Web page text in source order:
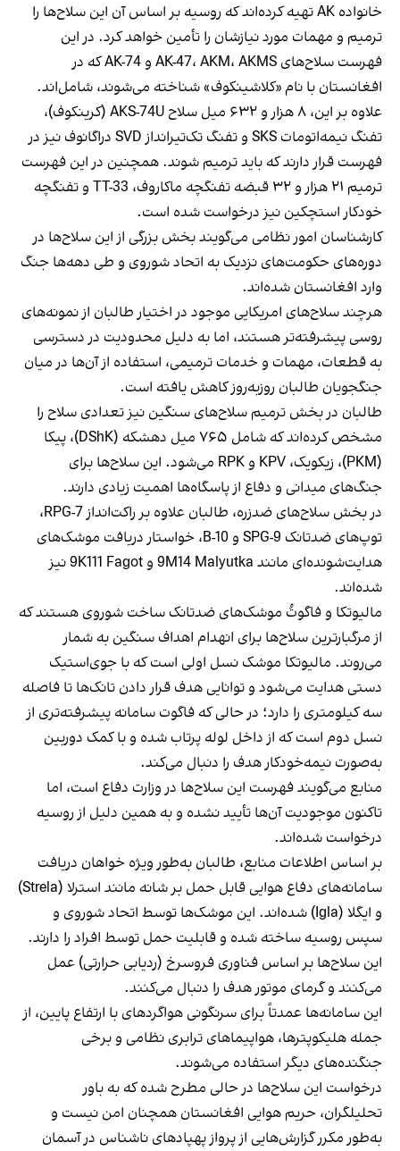
خانواده AK تهیه کرده‌اند که روسیه بر اساس آن این سلاح‌ها را
ترمیم و مهمات مورد نیازشان را تأمین خواهد کرد. در این
فهرست سلاح‌های AK-47، AKM، AKMS و AK-74 که در
افغانستان با نام «کلاشینکوف» شناخته می‌شوند، شامل‌اند.
علاوه بر این، ۸ هزار و ۶۳۲ میل سلاح AKS-74U (کرینکوف)،
تفنگ نیمه‌اتومات SKS و تفنگ تک‌تیرانداز SVD دراگانوف نیز در
فهرست قرار دارند که باید ترمیم شوند. همچنین در این فهرست
ترمیم ۲۱ هزار و ۳۲ قبضه تفنگچه ماکاروف، TT-33 و تفنگچه
خودکار استچکین نیز درخواست شده است.
کارشناسان امور نظامی می‌گویند بخش بزرگی از این سلاح‌ها در
دوره‌های حکومت‌های نزدیک به اتحاد شوروی و طی دهه‌ها جنگ
وارد افغانستان شده‌اند.
هرچند سلاح‌های امریکایی موجود در اختیار طالبان از نمونه‌های
روسی پیشرفته‌تر هستند، اما به دلیل محدودیت در دسترسی
به قطعات، مهمات و خدمات ترمیمی، استفاده از آن‌ها در میان
جنگجویان طالبان روزبه‌روز کاهش یافته است.
طالبان در بخش ترمیم سلاح‌های سنگین نیز تعدادی سلاح را
مشخص کرده‌اند که شامل ۷۶۵ میل دهشکه (DShK)، پیکا
(PKM)، زیکویک، KPV و RPK می‌شود. این سلاح‌ها برای
جنگ‌های میدانی و دفاع از پاسگاه‌ها اهمیت زیادی دارند.
در بخش سلاح‌های ضدزره، طالبان علاوه بر راکت‌انداز RPG-7،
توپ‌های ضدتانک SPG-9 و B-10، خواستار دریافت موشک‌های
هدایت‌شونده‌ای مانند 9M14 Malyutka و 9K111 Fagot نیز
شده‌اند.
مالیوتکا و فاگوتُ موشک‌های ضدتانک ساخت شوروی هستند که
از مرگبارترین سلاح‌ها برای انهدام اهداف سنگین به شمار
می‌روند. مالیوتکا موشک نسل اولی است که با جوی‌استیک
دستی هدایت می‌شود و توانایی هدف قرار دادن تانک‌ها تا فاصله
سه کیلومتری را دارد؛ در حالی که فاگوت سامانه پیشرفته‌تری از
نسل دوم است که از داخل لوله پرتاب شده و با کمک دوربین
به‌صورت نیمه‌خودکار هدف را دنبال می‌کند.
منابع می‌گویند فهرست این سلاح‌ها در وزارت دفاع است، اما
تاکنون موجودیت آن‌ها تأیید نشده و به همین دلیل از روسیه
درخواست شده‌اند.
بر اساس اطلاعات منابع، طالبان به‌طور ویژه خواهان دریافت
سامانه‌های دفاع هوایی قابل حمل بر شانه مانند استرلا (Strela)
و ایگلا (Igla) شده‌اند. این موشک‌ها توسط اتحاد شوروی و
سپس روسیه ساخته شده و قابلیت حمل توسط افراد را دارند.
این سلاح‌ها بر اساس فناوری فروسرخ (ردیابی حرارتی) عمل
می‌کنند و گرمای موتور هدف را دنبال می‌کنند.
این سامانه‌ها عمدتاً برای سرنگونی هواگردهای با ارتفاع پایین، از
جمله هلیکوپترها، هواپیماهای ترابری نظامی و برخی
جنگنده‌های دیگر استفاده می‌شوند.
درخواست این سلاح‌ها در حالی مطرح شده که به باور
تحلیلگران، حریم هوایی افغانستان همچنان امن نیست و
به‌طور مکرر گزارش‌هایی از پرواز پهپادهای ناشناس در آسمان